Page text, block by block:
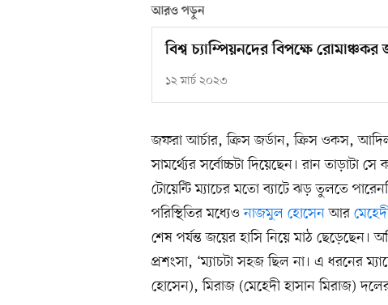
আরও পড়ুন
বিশ্ব চ্যাম্পিয়নদের বিপক্ষে
১২ মার্চ ২০২৩
জফরা আর্চার, ক্রিস জর্ডান, ক্রিস ওকস,
সামর্থ্যের সর্বোচ্চটা দিয়েছেন। রান তাড়াটা
টোয়েন্টি ম্যাচের মতো ব্যাটে ঝড় তুলতে
পরিস্থিতির মধ্যেওনাজমুল হোসেনআর
শেষ পর্যন্ত জয়ের হাসি নিয়ে মাঠ ছেড়েছেন।
প্রশংসা, ‘ম্যাচটা সহজ ছিল না। এ ধরনের
হোসেন), মিরাজ (মেহেদী হাসান মিরাজ)